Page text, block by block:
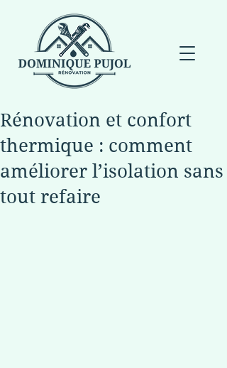
Rénovation et confort
thermique : comment
améliorer l’isolation sans
tout refaire